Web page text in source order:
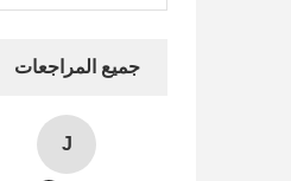
جميع المراجعات
J